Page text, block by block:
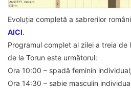
Evoluția completă a sabrerilor
AICI.
Programul complet al zilei a treia de
de la Torun este următorul:
Ora 10:00 – spadă feminin individual;
Ora 14:30 – sabie masculin